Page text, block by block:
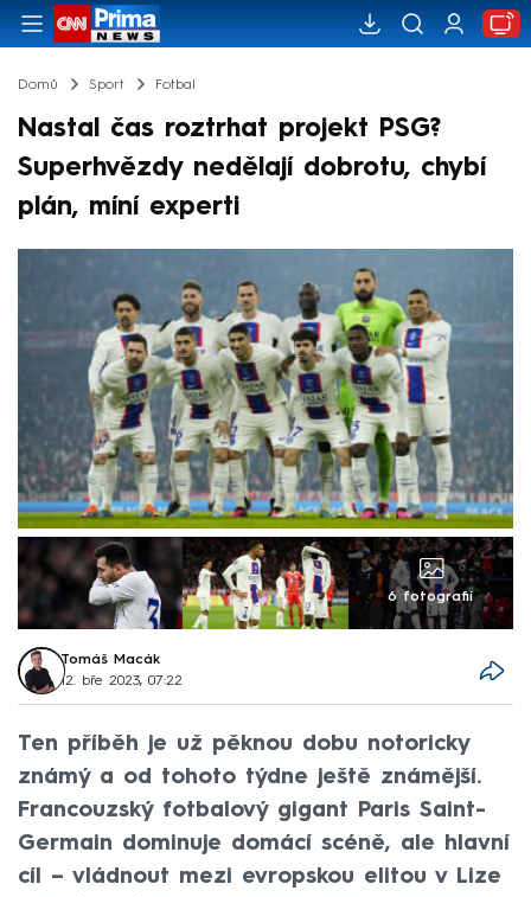
Domů Sport Fotbal
Nastal čas roztrhat projekt PSG?
Superhvězdy nedělají dobrotu, chybí
plán, míní experti
6 fotografií
Tomáš Macák
12. bře 2023, 07:22
Ten příběh je už pěknou dobu notoricky
známý a od tohoto týdne ještě známější.
Francouzský fotbalový gigant Paris Saint-
Germain dominuje domácí scéně, ale hlavní
cíl – vládnout mezi evropskou elitou v Lize